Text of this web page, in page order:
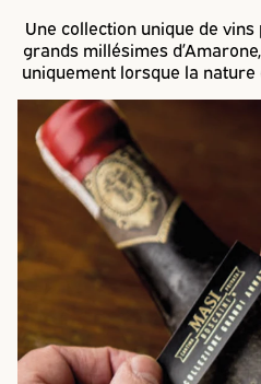
Une collection unique de
grands millésimes
uniquement lorsque la nature